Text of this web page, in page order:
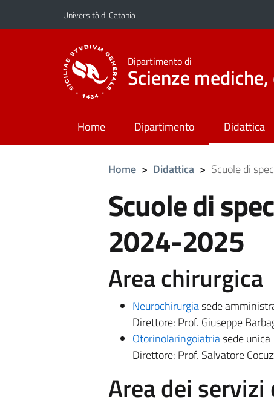
Vai al contenuto principale
Vai al menu di navigazione
Università di Catania
Dipartimento di
Scienze
Home Dipartimento Didattica
Home > Didattica > Scuole di
Scuole di
2024-2025
Area chirurgica
Neurochirurgiasede
Direttore: Prof. Giuseppe
Otorinolaringoiatriasede unica
Direttore: Prof. Salvatore
Area dei servizi